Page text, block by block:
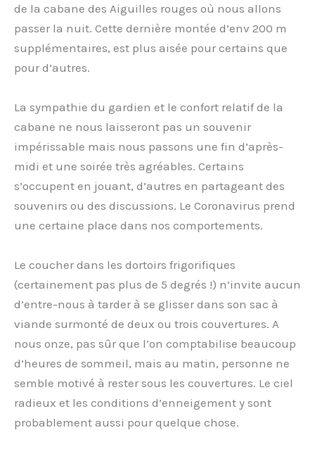
de la cabane des Aiguilles rouges où nous allons
passer la nuit. Cette dernière montée d’env 200 m
supplémentaires, est plus aisée pour certains que
pour d’autres.
La sympathie du gardien et le confort relatif de la
cabane ne nous laisseront pas un souvenir
impérissable mais nous passons une fin d’après-
midi et une soirée très agréables. Certains
s’occupent en jouant, d’autres en partageant des
souvenirs ou des discussions. Le Coronavirus prend
une certaine place dans nos comportements.
Le coucher dans les dortoirs frigorifiques
(certainement pas plus de 5 degrés !) n’invite aucun
d’entre-nous à tarder à se glisser dans son sac à
viande surmonté de deux ou trois couvertures. A
nous onze, pas sûr que l’on comptabilise beaucoup
d’heures de sommeil, mais au matin, personne ne
semble motivé à rester sous les couvertures. Le ciel
radieux et les conditions d’enneigement y sont
probablement aussi pour quelque chose.